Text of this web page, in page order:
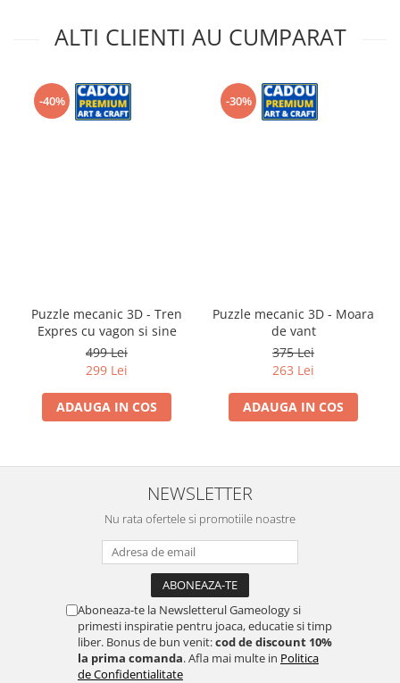
ALTI CLIENTI AU CUMPARAT
-40%
Puzzle mecanic 3D - Tren
Expres cu vagon si sine
499 Lei
299 Lei
ADAUGA IN COS
-30%
Puzzle mecanic 3D - Moara
de vant
375 Lei
263 Lei
ADAUGA IN COS
NEWSLETTER
Nu rata ofertele si promotiile noastre
Aboneaza-te la Newsletterul Gameology si
primesti inspiratie pentru joaca, educatie si timp
liber. Bonus de bun venit:cod de discount 10%
la prima comanda. Afla mai multe in Politica
de Confidentialitate